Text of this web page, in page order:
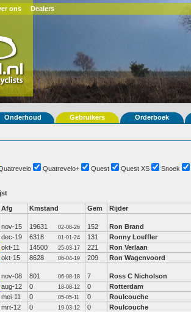
ons Dealers
Onderhoud Gebruikers Orderboek
Quatrevelo+ Quest Quest XS Snoek
Afg Kmstand Gem Rijder
nov-15 19631 02-08-26 152 Ron Brand
dec-19 6318 01-01-24 131 Ronny Loeffler
okt-11 14500 25-03-17 221 Ron Verlaan
okt-15 8628 06-04-19 209 Ron Wagenvoord
nov-08 801 06-08-18 7 Ross C Nicholson
aug-12 0 18-08-12 0 Rotterdam
mei-11 0 05-05-11 0 Roulcouche
mrt-12 0 19-03-12 0 Roulcouche